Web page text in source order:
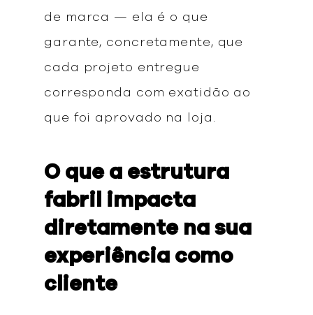
de marca — ela é o que
garante, concretamente, que
cada projeto entregue
corresponda com exatidão ao
que foi aprovado na loja.
O que a estrutura
fabril impacta
diretamente na sua
experiência como
cliente